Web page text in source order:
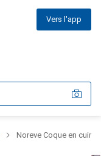
Vers l'app
Noreve Coque en cuir